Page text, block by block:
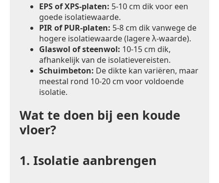
EPS of XPS-platen: 5-10 cm dik voor een
goede isolatiewaarde.
PIR of PUR-platen: 5-8 cm dik vanwege de
hogere isolatiewaarde (lagere λ-waarde).
Glaswol of steenwol: 10-15 cm dik,
afhankelijk van de isolatievereisten.
Schuimbeton: De dikte kan variëren, maar
meestal rond 10-20 cm voor voldoende
isolatie.
Wat te doen bij een koude
vloer?
1. Isolatie aanbrengen